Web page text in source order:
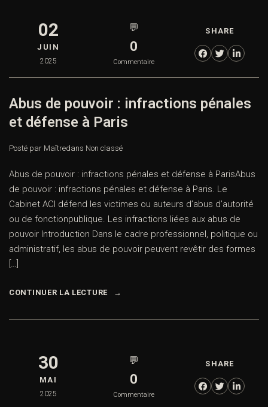
02
JUIN
2025
💬
0
Commentaire
SHARE
Abus de pouvoir : infractions pénales
et défense à Paris
Posté par Maîtredans Non classé
Abus de pouvoir : infractions pénales et défense à ParisAbus
de pouvoir : infractions pénales et défense à Paris. Le
Cabinet ACI défend les victimes ou auteurs d’abus d’autorité
ou de fonctionpublique. Les infractions liées aux abus de
pouvoir Introduction Dans le cadre professionnel, politique ou
administratif, les abus de pouvoir peuvent revêtir des formes
[…]
CONTINUER LA LECTURE
30
MAI
2025
💬
0
Commentaire
SHARE